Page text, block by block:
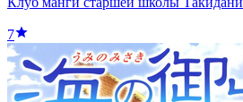
7